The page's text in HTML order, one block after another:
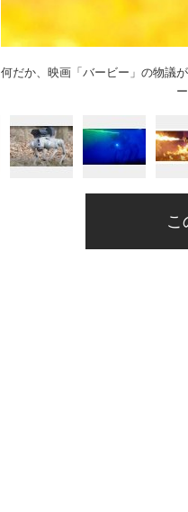
何だか、映画「バービー」の物議
こ